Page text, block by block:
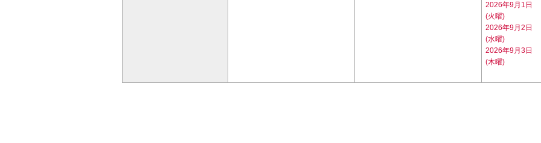
2026年9月1日
(火曜)
2026年9月2日
(水曜)
2026年9月3日
(木曜)